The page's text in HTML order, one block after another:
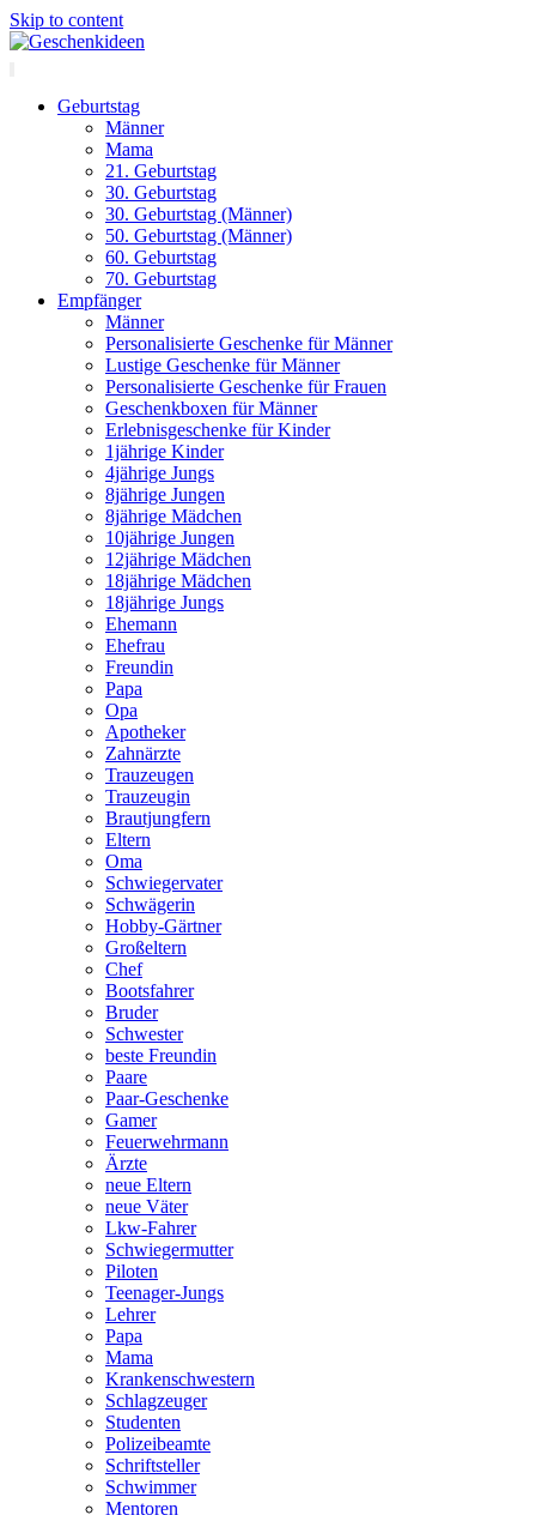
Skip to content
Geburtstag
Männer
Mama
21. Geburtstag
30. Geburtstag
30. Geburtstag (Männer)
50. Geburtstag (Männer)
60. Geburtstag
70. Geburtstag
Empfänger
Männer
Personalisierte Geschenke für Männer
Lustige Geschenke für Männer
Personalisierte Geschenke für Frauen
Geschenkboxen für Männer
Erlebnisgeschenke für Kinder
1jährige Kinder
4jährige Jungs
8jährige Jungen
8jährige Mädchen
10jährige Jungen
12jährige Mädchen
18jährige Mädchen
18jährige Jungs
Ehemann
Ehefrau
Freundin
Papa
Opa
Apotheker
Zahnärzte
Trauzeugen
Trauzeugin
Brautjungfern
Eltern
Oma
Schwiegervater
Schwägerin
Hobby-Gärtner
Großeltern
Chef
Bootsfahrer
Bruder
Schwester
beste Freundin
Paare
Paar-Geschenke
Gamer
Feuerwehrmann
Ärzte
neue Eltern
neue Väter
Lkw-Fahrer
Schwiegermutter
Piloten
Teenager-Jungs
Lehrer
Papa
Mama
Krankenschwestern
Schlagzeuger
Studenten
Polizeibeamte
Schriftsteller
Schwimmer
Mentoren